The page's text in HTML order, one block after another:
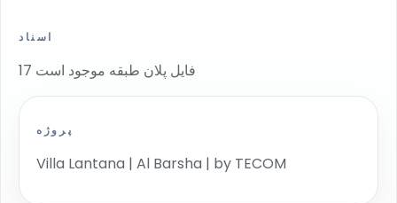
اسناد
17 فایل پلان طبقه موجود است
پروژه
Villa Lantana | Al Barsha | by TECOM